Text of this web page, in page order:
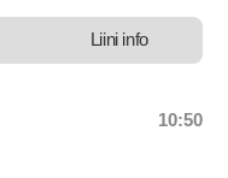
Liini info
Departure
10:50